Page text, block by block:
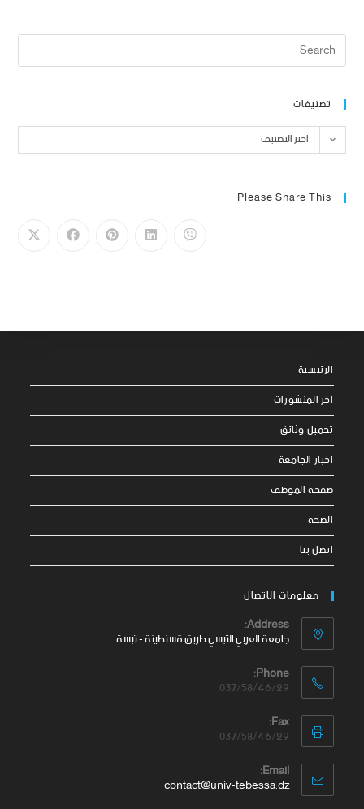
تصنيفات
اختر التصنيف
Please Share This
الرئيسية
اخر المنشورات
تحميل وثائق
اخبار الجامعة
صفحة الموظف
الصحة
اتصل بنا
معلومات الاتصال
Address:
جامعة العربي التبسي طريق قسنطينة - تبسة
Phone:
037/58/46/29
Fax:
037/58/46/29
Email:
contact@univ-tebessa.dz